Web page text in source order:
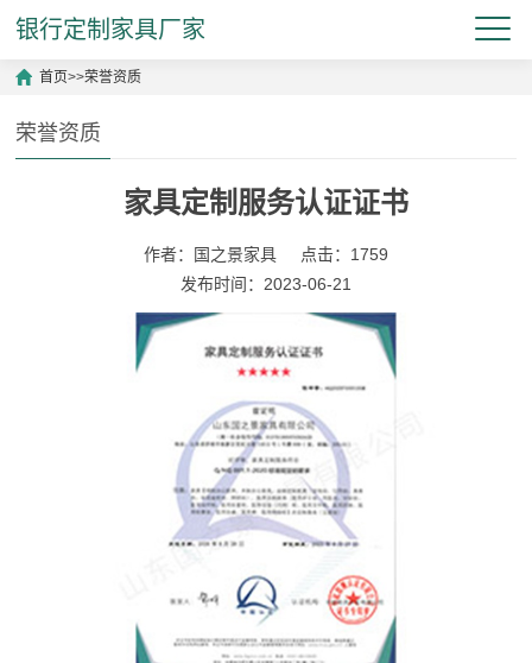
银行定制家具厂家
首页>>荣誉资质
荣誉资质
家具定制服务认证证书
作者：国之景家具
点击：1759
发布时间：2023-06-21